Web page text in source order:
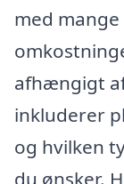
med
afhængigt
inkluderer
og hvilken
du ønsker.